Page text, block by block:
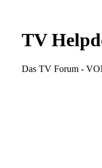
TV
Das TV Forum -